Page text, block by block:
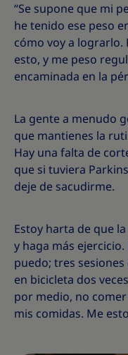
“Se supone que mi
he tenido ese peso
cómo voy a
esto, y me peso
encaminada en la
La gente a menudo
que mantienes la
Hay una falta de
que si tuviera
deje de sacudirme.
Estoy harta de que
y haga más
puedo; tres
en bicicleta dos
por medio, no
mis comidas. Me